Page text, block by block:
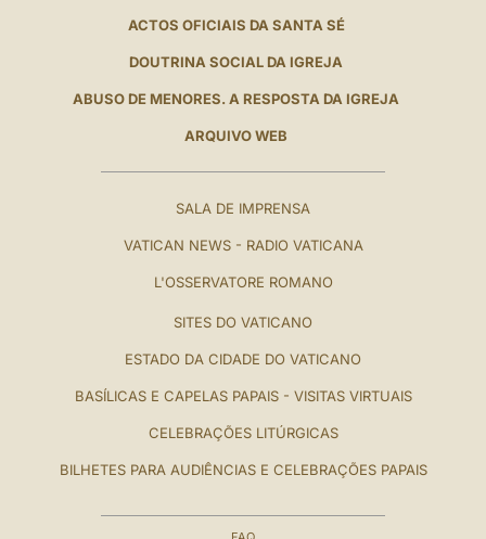
ACTOS OFICIAIS DA SANTA SÉ
DOUTRINA SOCIAL DA IGREJA
ABUSO DE MENORES. A RESPOSTA DA IGREJA
ARQUIVO WEB
SALA DE IMPRENSA
VATICAN NEWS - RADIO VATICANA
L'OSSERVATORE ROMANO
SITES DO VATICANO
ESTADO DA CIDADE DO VATICANO
BASÍLICAS E CAPELAS PAPAIS - VISITAS VIRTUAIS
CELEBRAÇÕES LITÚRGICAS
BILHETES PARA AUDIÊNCIAS E CELEBRAÇÕES PAPAIS